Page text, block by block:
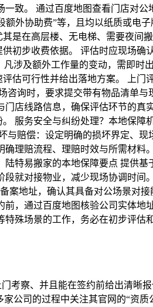
致。 通过百度地图查看门店对
额外协助费”等，且均以纸质或
是在高层楼、无电梯、需要夜
初步收费依据。 评估时应现场
涉及额外工作量的变动，需即
估可行性并给出落地方案。 上
询时，要求提交带有物品清单
店线路信息，确保评估环节的
服务安全与纠纷处理？本地保
与赔偿：设定明确的损坏界定、
理赔流程、理赔时效与所需材
特易搬家的本地保障要点 提供
就对接物业，减少现场协调时
案地址，确认其具备对公场景对
，通过百度地图核验公司实体
殊场景的工作，务必在初步评估
考察、并且能在签约前给出清
公司的过程中关注其官网的“资